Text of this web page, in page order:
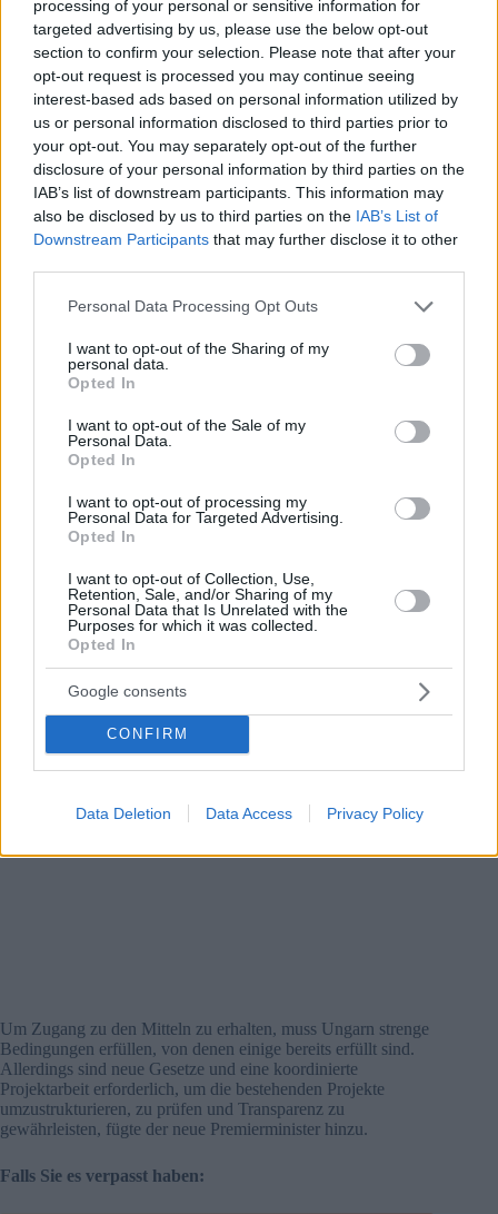
processing of your personal or sensitive information for
targeted advertising by us, please use the below opt-out
section to confirm your selection. Please note that after your
opt-out request is processed you may continue seeing
interest-based ads based on personal information utilized by
us or personal information disclosed to third parties prior to
your opt-out. You may separately opt-out of the further
disclosure of your personal information by third parties on the
IAB’s list of downstream participants. This information may
also be disclosed by us to third parties on the IAB’s List of
Downstream Participants that may further disclose it to other
Please note that this website/app uses one or more Google
not limited to your visit or usage behaviour. You may click to
grant or deny consent to Google and its third-party tags to
use your data for below specified purposes in below Google
consent section.
Personal Data Processing Opt Outs
I want to opt-out of the Sharing of my
personal data.
Opted In
I want to opt-out of the Sale of my
Personal Data.
Opted In
I want to opt-out of processing my
Personal Data for Targeted Advertising.
Opted In
I want to opt-out of Collection, Use,
Retention, Sale, and/or Sharing of my
Personal Data that Is Unrelated with the
Purposes for which it was collected.
Opted In
Google consents
CONFIRM
Data Deletion Data Access Privacy Policy
Falls Sie es verpasst haben:
Der neue Premierminister Magyar
reist zu dringenden Gesprächen über
EU-Fonds
mit Ursula von der Leyen
nach Brüssel
Jedes EU-Land hat diese Gelder erhalten, außer Ungarn,
wegen Orbáns Korruption im großen Stil”,
so der Tisza-
Parteivorsitzende. Die Frist für den Zugang zu den Geldern
ist der 31. August.
Experten arbeiten seit Wochen daran, die Gelder freizugeben,
aber jetzt seien politische Entscheidungen nötig.
Verhandlungen kommen gut voran, mit konstruktivem
Jeder versteht, wie wichtig dies für Ungarn ist”,
so Magyar.
Um Zugang zu den Mitteln zu erhalten, muss Ungarn strenge
Bedingungen erfüllen, von denen einige bereits erfüllt sind.
Allerdings sind neue Gesetze und eine koordinierte
Projektarbeit erforderlich, um die bestehenden Projekte
umzustrukturieren, zu prüfen und Transparenz zu
gewährleisten, fügte der neue Premierminister hinzu.
Falls Sie es verpasst haben: